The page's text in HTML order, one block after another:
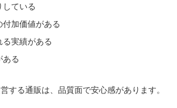
している
加価値がある
実績がある
ある
する通販は、品質面で安心感があります。